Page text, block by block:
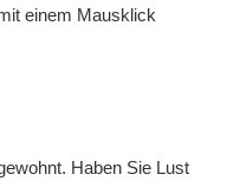
einem Mausklick
Haben Sie Lust